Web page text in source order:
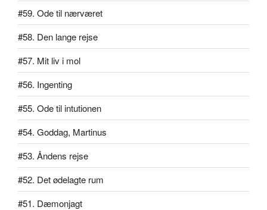
#59. Ode til nærværet
#58. Den lange rejse
#57. Mit liv i mol
#56. Ingenting
#55. Ode til intutionen
#54. Goddag, Martinus
#53. Åndens rejse
#52. Det ødelagte rum
#51. Dæmonjagt